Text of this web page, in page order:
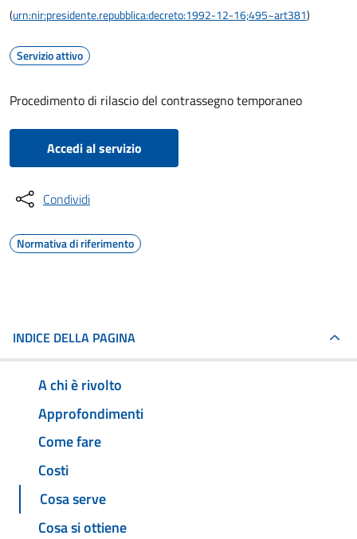
(urn:nir:presidente.repubblica:decreto:1992-12-16;495~art381)
Servizio attivo
Procedimento di rilascio del contrassegno temporaneo
Accedi al servizio
Condividi
Normativa di riferimento
INDICE DELLA PAGINA
A chi è rivolto
Approfondimenti
Come fare
Costi
Cosa serve
Cosa si ottiene